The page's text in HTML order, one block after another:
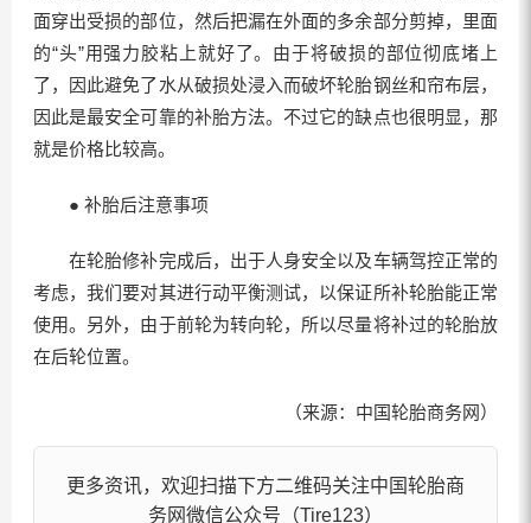
面穿出受损的部位，然后把漏在外面的多余部分剪掉，里面
的“头”用强力胶粘上就好了。由于将破损的部位彻底堵上
了，因此避免了水从破损处浸入而破坏轮胎钢丝和帘布层，
因此是最安全可靠的补胎方法。不过它的缺点也很明显，那
就是价格比较高。
● 补胎后注意事项
在轮胎修补完成后，出于人身安全以及车辆驾控正常的
考虑，我们要对其进行动平衡测试，以保证所补轮胎能正常
使用。另外，由于前轮为转向轮，所以尽量将补过的轮胎放
在后轮位置。
（来源：中国轮胎商务网）
更多资讯，欢迎扫描下方二维码关注中国轮胎商
务网微信公众号（Tire123）